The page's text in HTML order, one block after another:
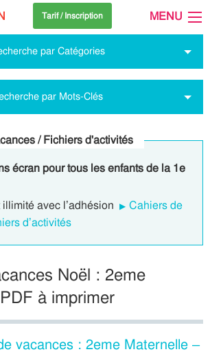
Tarif / Inscription MENU
par Catégories
par Mots-Clés
/ Fichiers d'activités
écran pour tous les enfants de la 1e
avec l’adhésion
Cahiers de
d’activités
Noël : 2eme
à imprimer
vacances : 2eme Maternelle –